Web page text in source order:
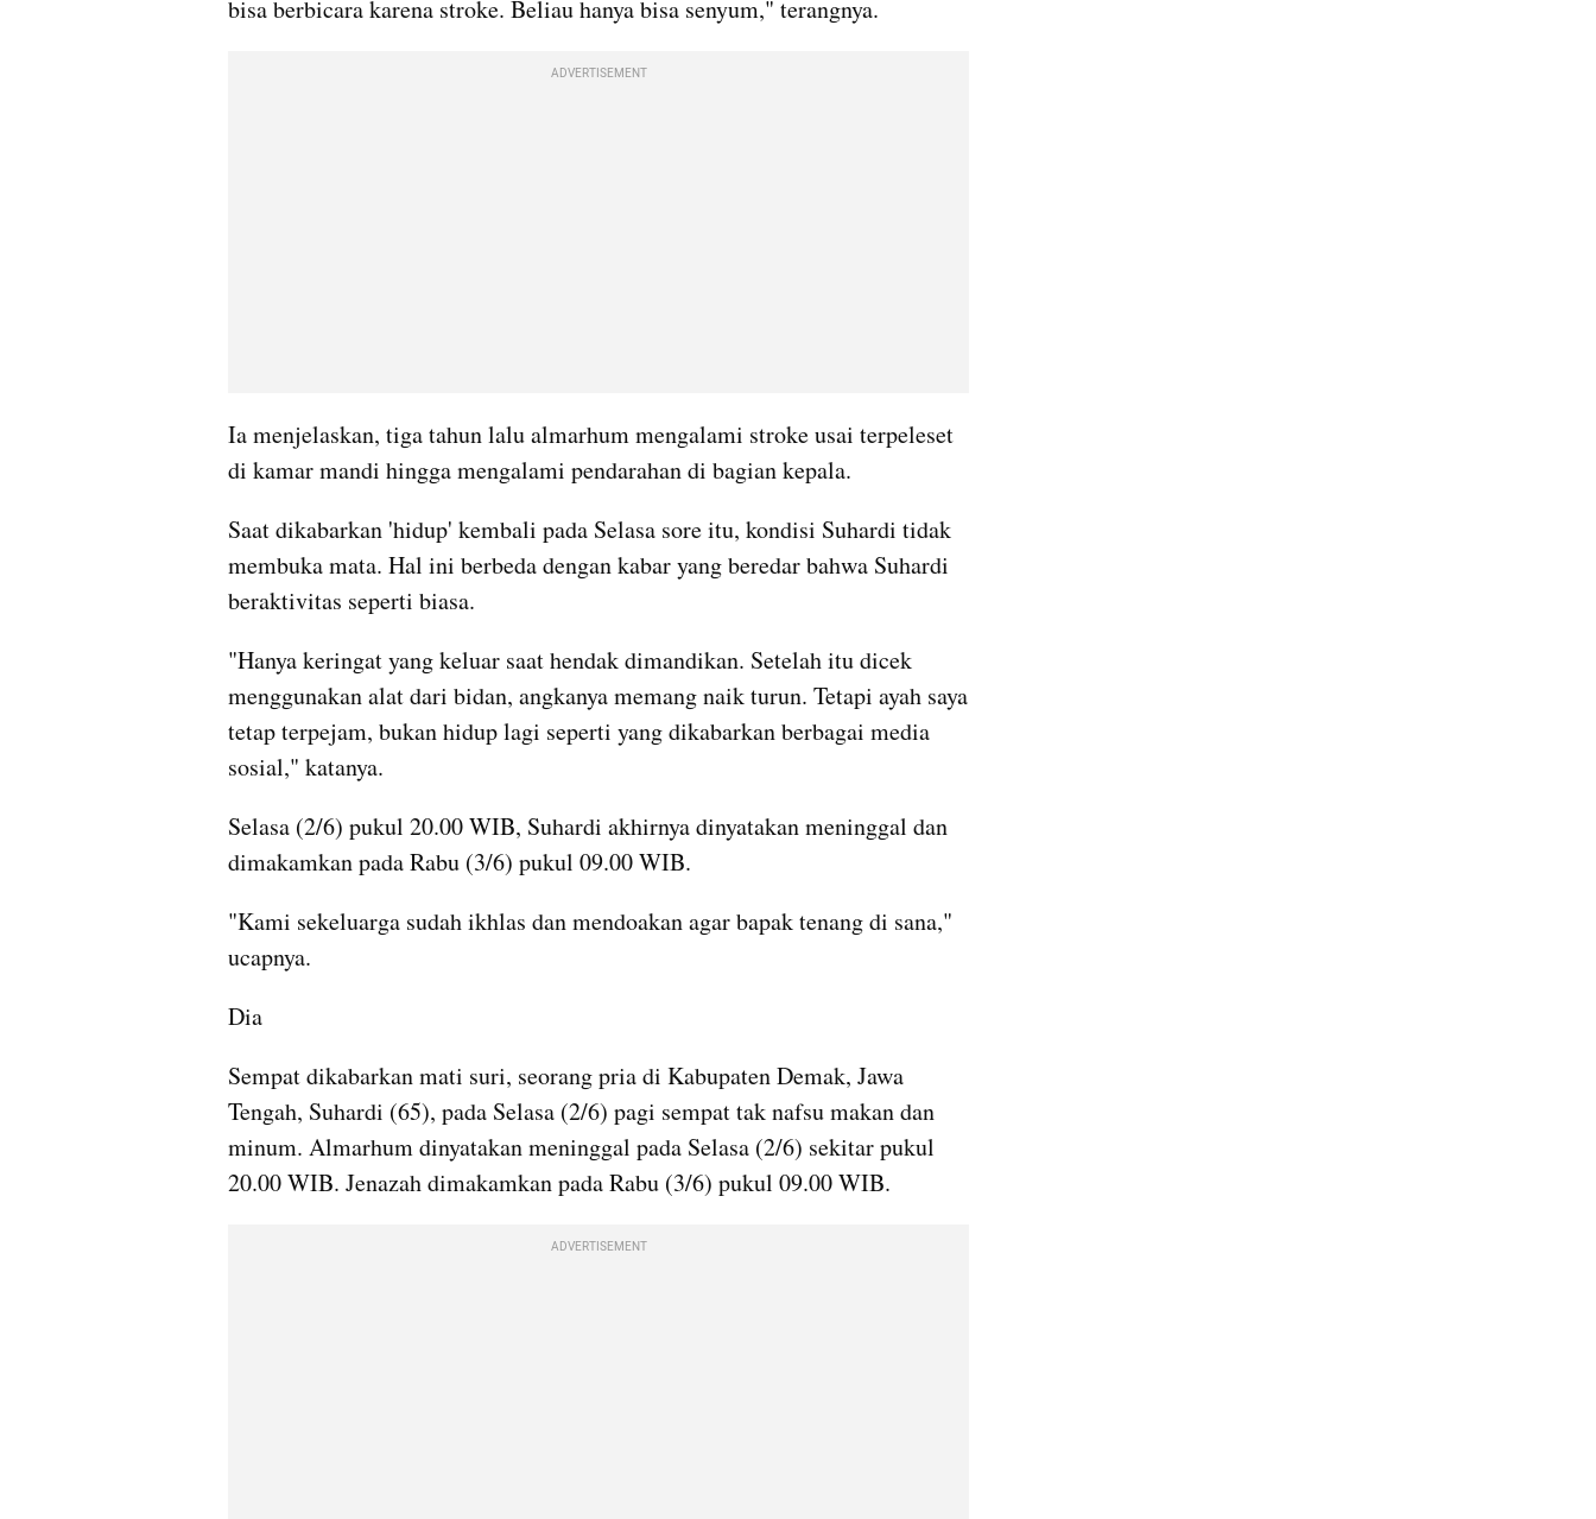
bisa berbicara karena stroke. Beliau hanya bisa senyum," terangnya.
ADVERTISEMENT
Ia menjelaskan, tiga tahun lalu almarhum mengalami stroke usai terpeleset
di kamar mandi hingga mengalami pendarahan di bagian kepala.
Saat dikabarkan 'hidup' kembali pada Selasa sore itu, kondisi Suhardi tidak
membuka mata. Hal ini berbeda dengan kabar yang beredar bahwa Suhardi
beraktivitas seperti biasa.
"Hanya keringat yang keluar saat hendak dimandikan. Setelah itu dicek
menggunakan alat dari bidan, angkanya memang naik turun. Tetapi ayah saya
tetap terpejam, bukan hidup lagi seperti yang dikabarkan berbagai media
sosial," katanya.
Selasa (2/6) pukul 20.00 WIB, Suhardi akhirnya dinyatakan meninggal dan
dimakamkan pada Rabu (3/6) pukul 09.00 WIB.
"Kami sekeluarga sudah ikhlas dan mendoakan agar bapak tenang di sana,"
ucapnya.
Dia
Sempat dikabarkan mati suri, seorang pria di Kabupaten Demak, Jawa
Tengah, Suhardi (65), pada Selasa (2/6) pagi sempat tak nafsu makan dan
minum. Almarhum dinyatakan meninggal pada Selasa (2/6) sekitar pukul
20.00 WIB. Jenazah dimakamkan pada Rabu (3/6) pukul 09.00 WIB.
ADVERTISEMENT